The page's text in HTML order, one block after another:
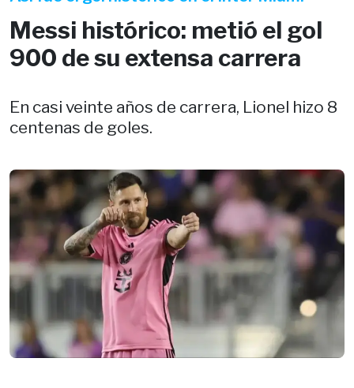
Messi histórico: metió el gol
900 de su extensa carrera
En casi veinte años de carrera, Lionel hizo 8
centenas de goles.